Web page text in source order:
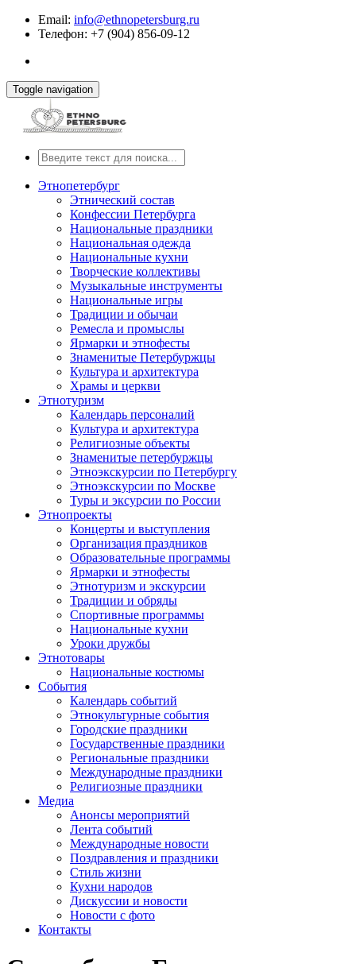
Email: info@ethnopetersburg.ru
Телефон: +7 (904) 856-09-12
Toggle navigation
Этнопетербург
Этнический состав
Конфессии Петербурга
Национальные праздники
Национальная одежда
Национальные кухни
Творческие коллективы
Музыкальные инструменты
Национальные игры
Традиции и обычаи
Ремесла и промыслы
Ярмарки и этнофесты
Знаменитые Петербуржцы
Культура и архитектура
Храмы и церкви
Этнотуризм
Календарь персоналий
Культура и архитектура
Религиозные объекты
Знаменитые петербуржцы
Этноэкскурсии по Петербургу
Этноэкскурсии по Москве
Туры и эксурсии по России
Этнопроекты
Концерты и выступления
Организация праздников
Образовательные программы
Ярмарки и этнофесты
Этнотуризм и экскурсии
Традиции и обряды
Спортивные программы
Национальные кухни
Уроки дружбы
Этнотовары
Национальные костюмы
События
Календарь событий
Этнокультурные события
Городские праздники
Государственные праздники
Региональные праздники
Международные праздники
Религиозные праздники
Медиа
Анонсы мероприятий
Лента событий
Международные новости
Поздравления и праздники
Cтиль жизни
Кухни народов
Дискуссии и новости
Новости с фото
Контакты